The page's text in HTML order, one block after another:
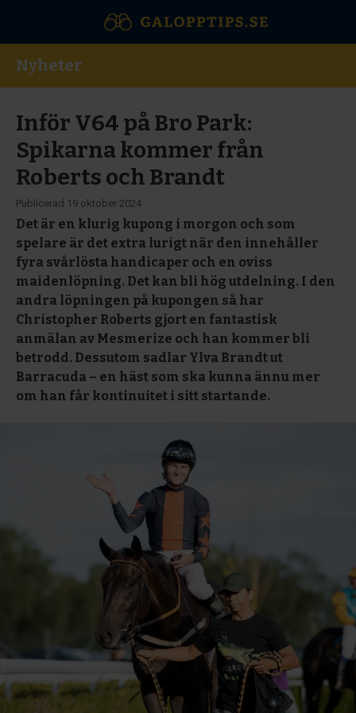
Nyheter
Inför V64 på Bro Park:
Spikarna kommer från
Roberts och Brandt
Publicerad 19 oktober 2024
Det är en klurig kupong i morgon och som
spelare är det extra lurigt när den innehåller
fyra svårlösta handicaper och en oviss
maidenlöpning. Det kan bli hög utdelning. I den
andra löpningen på kupongen så har
Christopher Roberts gjort en fantastisk
anmälan av Mesmerize och han kommer bli
betrodd. Dessutom sadlar Ylva Brandt ut
Barracuda – en häst som ska kunna ännu mer
om han får kontinuitet i sitt startande.